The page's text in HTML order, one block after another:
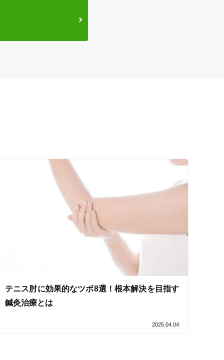
セルフケアアドバイス
テニス肘に効果的なツボ8選！根本解決を目指す
鍼灸治療とは
2025.04.04